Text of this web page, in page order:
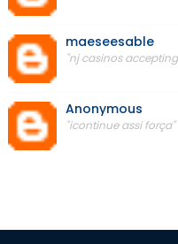
maeseesable
"nj casinos
Anonymous
"icontinue assi força"